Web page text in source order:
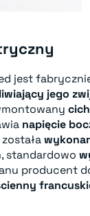
jest
jego
napięcie
, standardowo
producent